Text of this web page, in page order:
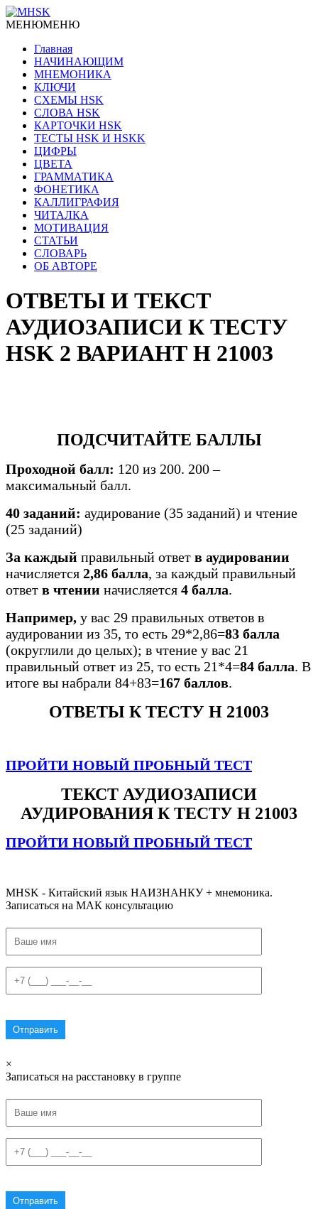
МЕНЮМЕНЮ
Главная
НАЧИНАЮЩИМ
МНЕМОНИКА
КЛЮЧИ
СХЕМЫ HSK
СЛОВА HSK
КАРТОЧКИ HSK
ТЕСТЫ HSK И HSKK
ЦИФРЫ
ЦВЕТА
ГРАММАТИКА
ФОНЕТИКА
КАЛЛИГРАФИЯ
ЧИТАЛКА
МОТИВАЦИЯ
СТАТЬИ
СЛОВАРЬ
ОБ АВТОРЕ
ОТВЕТЫ И ТЕКСТ
АУДИОЗАПИСИ К ТЕСТУ
HSK 2 ВАРИАНТ H 21003
ПОДСЧИТАЙТЕ БАЛЛЫ
Проходной балл: 120 из 200. 200 –
максимальный балл.
40 заданий: аудирование (35 заданий) и чтение
(25 заданий)
За каждый правильный ответ в аудировании
начисляется 2,86 балла, за каждый правильный
ответ в чтении начисляется 4 балла.
Например, у вас 29 правильных ответов в
аудировании из 35, то есть 29*2,86=83 балла
(округлили до целых); в чтение у вас 21
правильный ответ из 25, то есть 21*4=84 балла. В
итоге вы набрали 84+83=167 баллов.
ОТВЕТЫ К ТЕСТУ H 21003
ПРОЙТИ НОВЫЙ ПРОБНЫЙ ТЕСТ
ТЕКСТ АУДИОЗАПИСИ
АУДИРОВАНИЯ К ТЕСТУ H 21003
ПРОЙТИ НОВЫЙ ПРОБНЫЙ ТЕСТ
MHSK - Китайский язык НАИЗНАНКУ + мнемоника.
Записаться на МАК консультацию
×
Записаться на расстановку в группе